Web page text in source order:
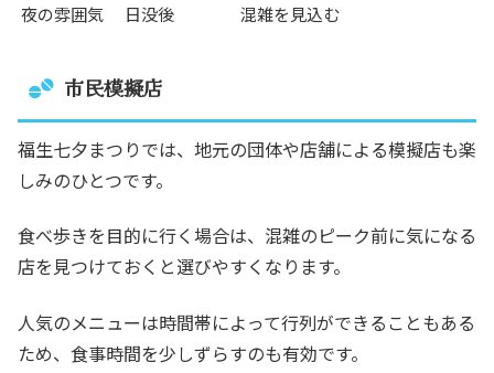
夜の雰囲気
日没後 混雑を見込む
市民模擬店
福生七夕まつりでは、地元の団体や店舗による模擬店も楽
しみのひとつです。
食べ歩きを目的に行く場合は、混雑のピーク前に気になる
店を見つけておくと選びやすくなります。
人気のメニューは時間帯によって行列ができることもある
ため、食事時間を少しずらすのも有効です。